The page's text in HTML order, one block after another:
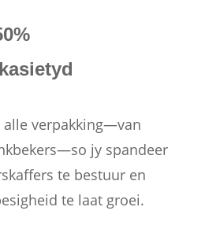
alle verpakking—van
jy spandeer
te bestuur en
te laat groei.